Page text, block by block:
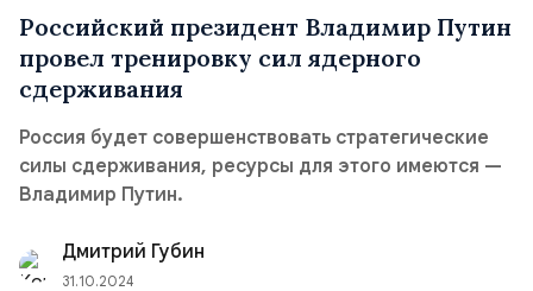
Российский президент Владимир Путин
провел тренировку сил ядерного
сдерживания
Россия будет совершенствовать стратегические
силы сдерживания, ресурсы для этого имеются —
Владимир Путин.
Дмитрий Губин
31.10.2024